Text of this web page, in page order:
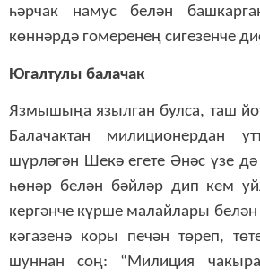
һәрчак намус белән
көннәрдә гомеренең сигезенче
Югалтулы балачак
Язмышыңа язылган булса, таш
Балачактан милиционердан
шүрләгән Шекә егете Әнәс үзе
һөнәр белән бәйләр дип кем
кергәнче күрше малайлары белән
кәгазенә коры печән төреп,
шуннан соң: “Милиция